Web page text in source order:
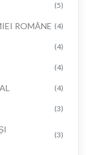
(5)
ROMÂNE (4)
(4)
(4)
(4)
(3)
(3)